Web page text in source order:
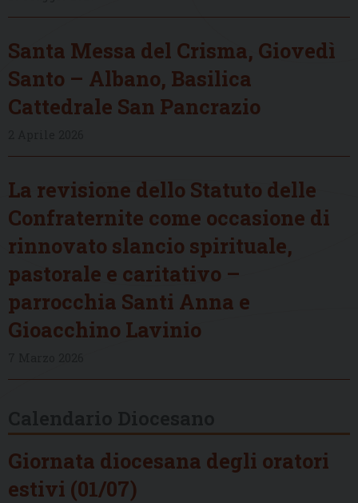
Santa Messa del Crisma, Giovedì
Santo – Albano, Basilica
Cattedrale San Pancrazio
La revisione dello Statuto delle
Confraternite come occasione di
rinnovato slancio spirituale,
pastorale e caritativo –
parrocchia Santi Anna e
Gioacchino Lavinio
Giornata diocesana degli oratori
estivi (01/07)